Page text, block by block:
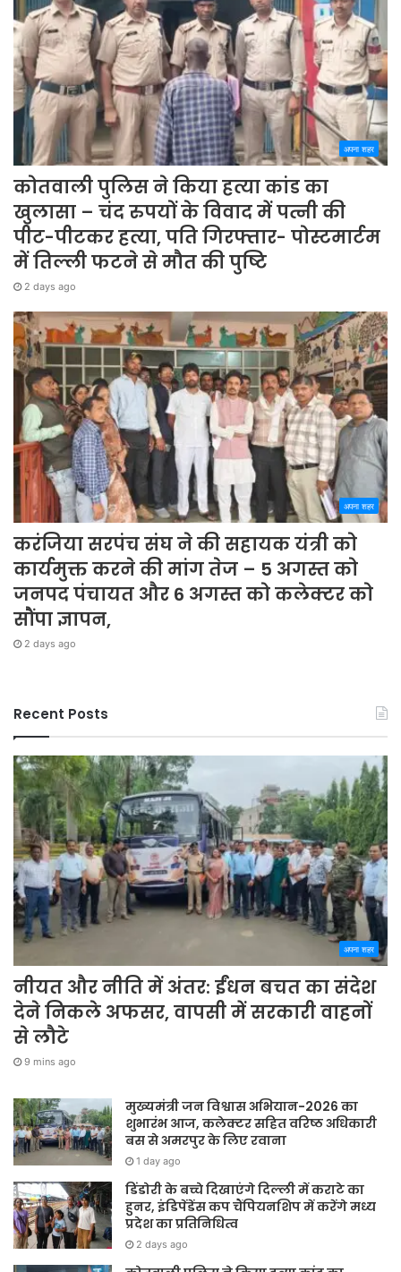
अपना शहर
कोतवाली पुलिस ने किया हत्या कांड का
खुलासा – चंद रुपयों के विवाद में पत्नी की
पीट-पीटकर हत्या, पति गिरफ्तार- पोस्टमार्टम
में तिल्ली फटने से मौत की पुष्टि
2 days ago
अपना शहर
करंजिया सरपंच संघ ने की सहायक यंत्री को
कार्यमुक्त करने की मांग तेज – 5 अगस्त को
जनपद पंचायत और 6 अगस्त को कलेक्टर को
सौंपा ज्ञापन,
2 days ago
Recent Posts
अपना शहर
नीयत और नीति में अंतर: ईंधन बचत का संदेश
देने निकले अफसर, वापसी में सरकारी वाहनों
से लौटे
9 mins ago
मुख्यमंत्री जन विश्वास अभियान-2026 का
शुभारंभ आज, कलेक्टर सहित वरिष्ठ अधिकारी
बस से अमरपुर के लिए रवाना
1 day ago
डिंडोरी के बच्चे दिखाएंगे दिल्ली में कराटे का
हुनर, इंडिपेंडेंस कप चैंपियनशिप में करेंगे मध्य
प्रदेश का प्रतिनिधित्व
2 days ago